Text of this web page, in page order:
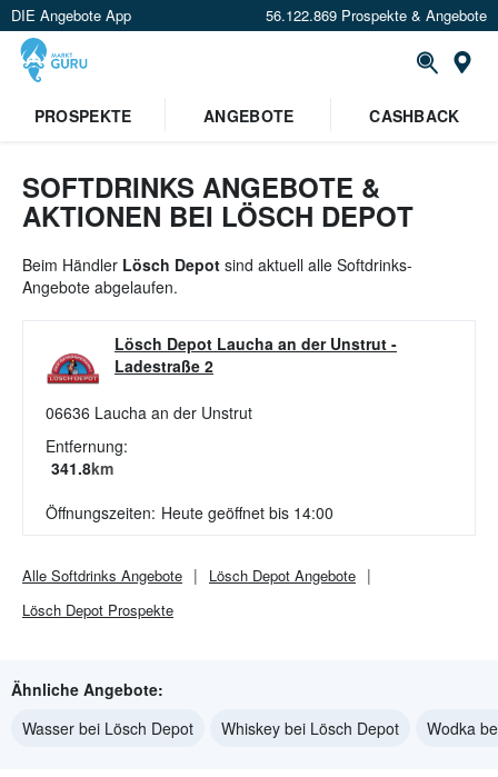
DIE Angebote App 56.122.869 Prospekte & Angebote
Standort festlegen
PROSPEKTE ANGEBOTE CASHBACK
SOFTDRINKS ANGEBOTE &
AKTIONEN BEI LÖSCH DEPOT
Beim Händler Lösch Depot sind aktuell alle Softdrinks-
Angebote abgelaufen.
Lösch Depot Laucha an der Unstrut -
Ladestraße 2
06636 Laucha an der Unstrut
Entfernung:
341.8km
Öffnungszeiten: Heute geöffnet bis 14:00
Alle Softdrinks Angebote Lösch Depot Angebote
Lösch Depot Prospekte
Ähnliche Angebote:
Wasser bei Lösch Depot
Whiskey bei Lösch Depot Wodka